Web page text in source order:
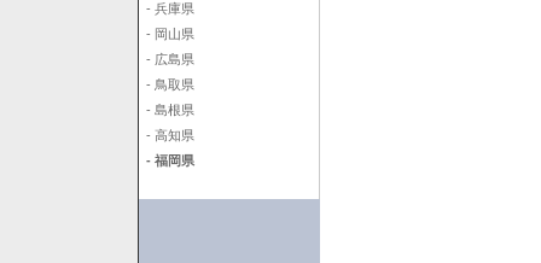
- 兵庫県
- 岡山県
- 広島県
- 鳥取県
- 島根県
- 高知県
- 福岡県